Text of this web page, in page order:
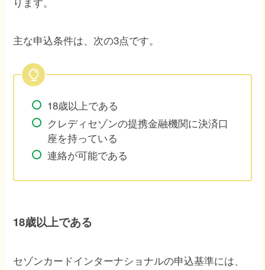
主な申込条件は、次の3点です。
18歳以上である
クレディセゾンの提携金融機関に決済口
座を持っている
連絡が可能である
18歳以上である
セゾンカードインターナショナルの申込基準には、